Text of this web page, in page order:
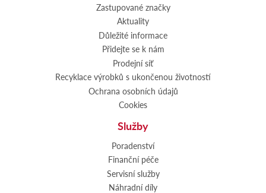
Zastupované značky
Aktuality
Důležité informace
Přidejte se k nám
Prodejní síť
Recyklace výrobků s ukončenou životností
Ochrana osobních údajů
Cookies
Služby
Poradenství
Finanční péče
Servisní služby
Náhradní díly